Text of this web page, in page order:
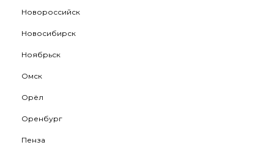
Новороссийск
Новосибирск
Ноябрьск
Омск
Орёл
Оренбург
Пенза